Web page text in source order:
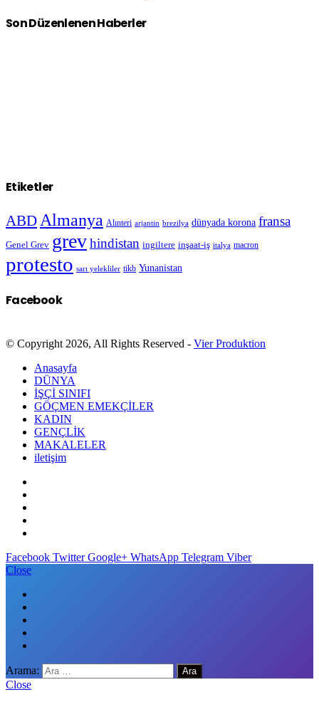
Son Düzenlenen Haberler
Etiketler
ABD Almanya Alınteri arjantin brezilya dünyada korona fransa
Genel Grev grevhindistan ingiltere inşaat-iş italya macron
protesto sarı yelekliler tikb Yunanistan
Facebook
© Copyright 2026, All Rights Reserved - Vier Produktion
Anasayfa
DÜNYA
İŞÇİ SINIFI
GÖÇMEN EMEKÇİLER
KADIN
GENÇLİK
MAKALELER
iletişim
Facebook Twitter Google+ WhatsApp Telegram Viber
Close
Arama:
Close